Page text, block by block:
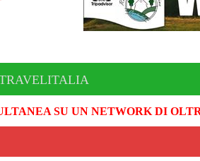
SU UN NETWORK DI